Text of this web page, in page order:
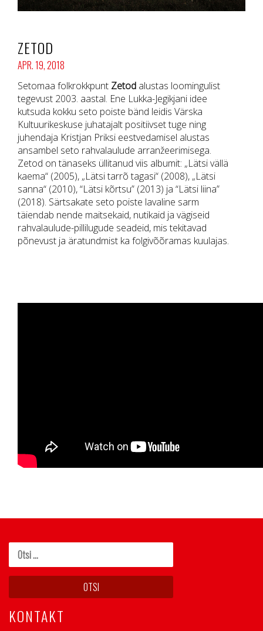
ZETOD
APR. 19, 2018
Setomaa folkrokkpunt Zetod alustas loomingulist
tegevust 2003. aastal. Ene Lukka-Jegikjani idee
kutsuda kokku seto poiste bänd leidis Värska
Kultuurikeskuse juhatajalt positiivset tuge ning
juhendaja Kristjan Priksi eestvedamisel alustas
ansambel seto rahvalaulude arranžeerimisega.
Zetod on tänaseks üllitanud viis albumit: „Lätsi vällä
kaema“ (2005), „Lätsi tarrõ tagasi“ (2008), „Lätsi
sanna“ (2010), “Lätsi kõrtsu” (2013) ja “Lätsi liina”
(2018). Särtsakate seto poiste lavaline sarm
täiendab nende maitsekaid, nutikaid ja vägiseid
rahvalaulude-pillilugude seadeid, mis tekitavad
põnevust ja äratundmist ka folgivõõramas kuulajas.
KONTAKT